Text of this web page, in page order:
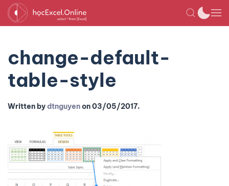
change-default-
table-style
Written bydtnguyenon03/05/2017.